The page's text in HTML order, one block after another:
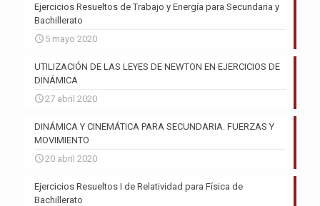
Ejercicios Resueltos de Trabajo y Energía para Secundaria y
Bachillerato
5 mayo 2020
UTILIZACIÓN DE LAS LEYES DE NEWTON EN EJERCICIOS DE
DINÁMICA
27 abril 2020
DINÁMICA Y CINEMÁTICA PARA SECUNDARIA. FUERZAS Y
MOVIMIENTO
20 abril 2020
Ejercicios Resueltos I de Relatividad para Física de
Bachillerato